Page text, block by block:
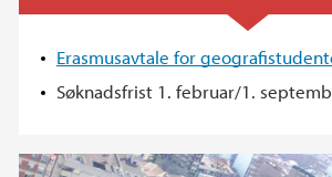
Erasmusavtale for
Søknadsfrist 1. februar/1.